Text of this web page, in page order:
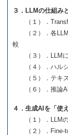
３．LLMの仕組み
（１）．
（２）．各LLM
較
（３）．LLMに
（４）．ハルシ
（５）．テキス
（６）．推論AI
４．生成AIを「使
（１）．LLMの
（２）．Fine-